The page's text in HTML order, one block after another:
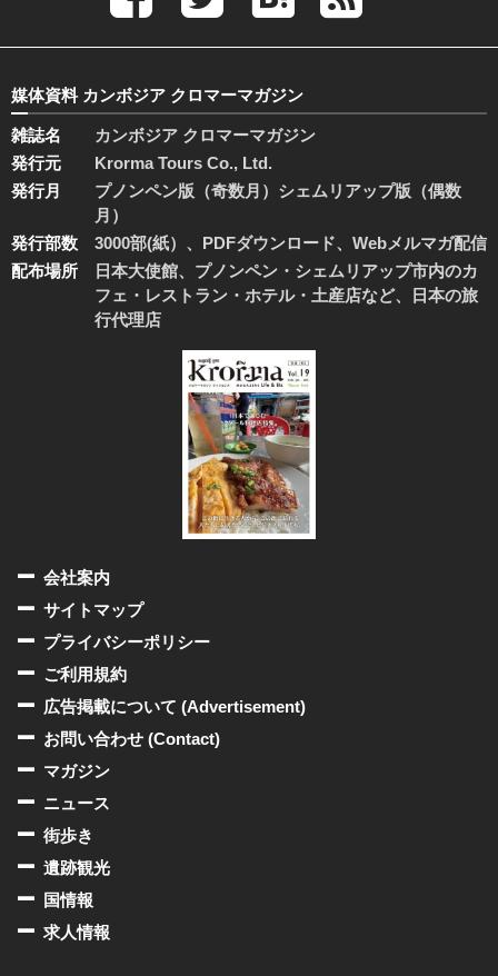
媒体資料 カンボジア クロマーマガジン
雑誌名
カンボジア クロマーマガジン
発行元
Krorma Tours Co., Ltd.
発行月
プノンペン版（奇数月）シェムリアップ版（偶数
月）
発行部数
3000部(紙）、PDFダウンロード、Webメルマガ配信
配布場所
日本大使館、プノンペン・シェムリアップ市内のカ
フェ・レストラン・ホテル・土産店など、日本の旅
行代理店
会社案内
サイトマップ
プライバシーポリシー
ご利用規約
広告掲載について (Advertisement)
お問い合わせ (Contact)
マガジン
ニュース
街歩き
遺跡観光
国情報
求人情報